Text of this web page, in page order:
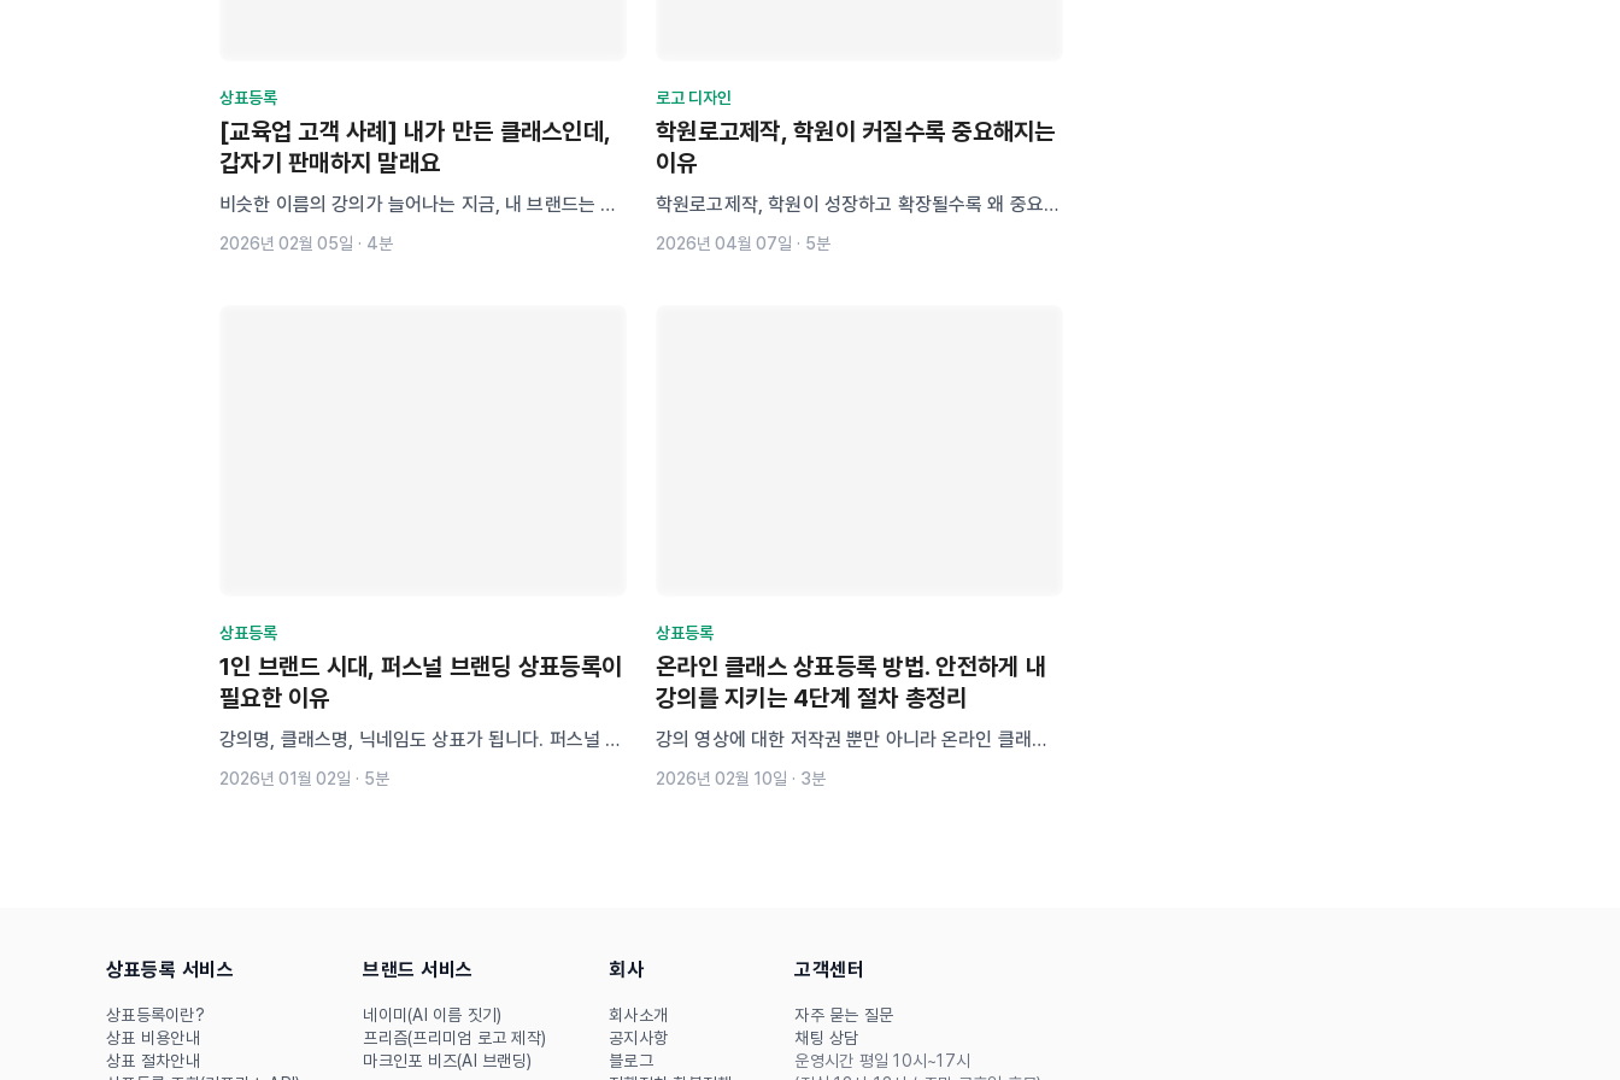
상표등록
[교육업 고객 사례] 내가 만든 클래스인데,
갑자기 판매하지 말래요
비슷한 이름의 강의가 늘어나는 지금, 내 브랜드는 안
전할까요? 퍼스널 브랜딩 시대, 강의명과 강사명을 지
2026년 02월 05일 · 4분
로고 디자인
학원로고제작, 학원이 커질수록 중요해지는
이유
학원로고제작, 학원이 성장하고 확장될수록 왜 중요해
질까요? 과목 직관성, 신뢰를 만드는 디자인 구조, 장
2026년 04월 07일 · 5분
상표등록
1인 브랜드 시대, 퍼스널 브랜딩 상표등록이
필요한 이유
강의명, 클래스명, 닉네임도 상표가 됩니다. 퍼스널 브
랜딩, 단순한 이름이 아니라 지켜야 할 자산입니다. N
2026년 01월 02일 · 5분
상표등록
온라인 클래스 상표등록 방법. 안전하게 내
강의를 지키는 4단계 절차 총정리
강의 영상에 대한 저작권 뿐만 아니라 온라인 클래스
상표등록으로 이름까지 지켜야 안전하게 내 강의를 지
2026년 02월 10일 · 3분
상표등록 서비스
상표등록이란?
상표 비용안내
상표 절차안내
브랜드 서비스
네이미(AI 이름 짓기)
프리즘(프리미엄 로고 제작)
마크인포 비즈(AI 브랜딩)
회사
회사소개
공지사항
블로그
고객센터
자주 묻는 질문
채팅 상담
운영시간 평일 10시~17시